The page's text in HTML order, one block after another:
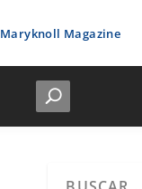
Maryknoll Magazine